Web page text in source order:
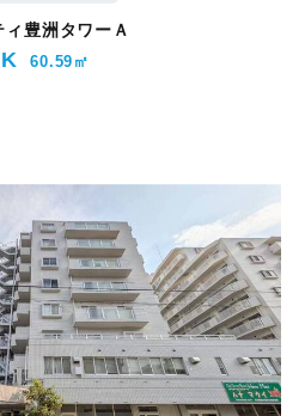
豊洲タワーＡ
60.59㎡